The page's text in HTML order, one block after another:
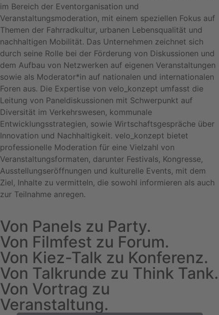
im Bereich der Eventorganisation und
Veranstaltungsmoderation, mit einem speziellen Fokus auf
Themen der Fahrradkultur, urbanen Lebensqualität und
nachhaltigen Mobilität. Das Unternehmen zeichnet sich
durch seine Rolle bei der Förderung von Diskussionen und
dem Aufbau von Netzwerken auf eigenen Veranstaltungen
sowie als Moderator*in auf nationalen und internationalen
Foren aus. Die Expertise von velo_konzept umfasst die
Leitung von Paneldiskussionen mit Schwerpunkt auf
Diversität im Verkehrswesen, kommunale
Entwicklungsstrategien, sowie Wirtschaftsgespräche über
Innovation und Nachhaltigkeit. velo_konzept bietet
professionelle Moderation für eine Vielzahl von
Veranstaltungsformaten, darunter Festivals, Kongresse,
Ausstellungseröffnungen und kulturelle Events, mit dem
Ziel, Inhalte zu vermitteln, die sowohl informieren als auch
zur Teilnahme anregen.
Von Panels zu Party.
Von Filmfest zu Forum.
Von Kiez-Talk zu Konferenz.
Von Talkrunde zu Think Tank.
Von Vortrag zu
Veranstaltung.